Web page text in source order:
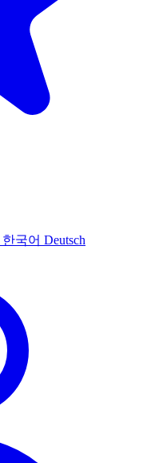
한국어 Deutsch